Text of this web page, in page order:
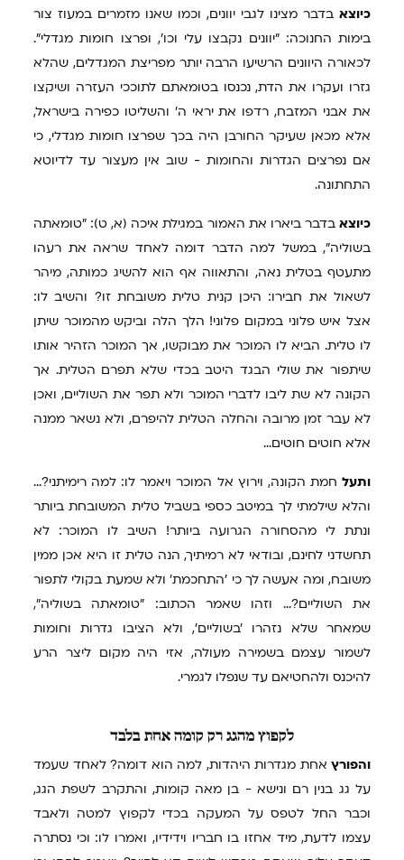
כיוצא בדבר מצינו לגבי יוונים, וכמו שאנו מזמרים במעוז צור
בימות החנוכה: "יוונים נקבצו עלי וכו', ופרצו חומות מגדלי".
לכאורה היוונים הרשיעו הרבה יותר מפריצת המגדלים, שהלא
גזרו ועקרו את הדת, נכנסו בטומאתם לתוככי העזרה ושיקצו
את אבני המזבח, רדפו את יראי ה' והשליטו כפירה בישראל,
אלא מכאן שעיקר החורבן היה בכך שפרצו חומות מגדלי, כי
אם נפרצים הגדרות והחומות - שוב אין מעצור עד לדיוטא
התחתונה.
כיוצא בדבר ביארו את האמור במגילת איכה (א, ט): "טומאתה
בשוליה", במשל למה הדבר דומה לאחד שראה את רעהו
מתעטף בטלית נאה, והתאווה אף הוא להשיג כמותה, מיהר
לשאול את חבירו: היכן קנית טלית משובחת זו? והשיב לו:
אצל איש פלוני במקום פלוני! הלך הלה וביקש מהמוכר שיתן
לו טלית. הביא לו המוכר את מבוקשו, אך המוכר הזהיר אותו
שיתפור את שולי הבגד היטב בכדי שלא תפרם הטלית. אך
הקונה לא שת ליבו לדברי המוכר ולא תפר את השוליים, ואכן
לא עבר זמן מרובה והחלה הטלית להיפרם, ולא נשאר ממנה
אלא חוטים חוטים...
ותעל חמת הקונה, וירוץ אל המוכר ויאמר לו: למה רימיתני?...
והלא שילמתי לך במיטב כספי בשביל טלית המשובחת ביותר
ונתת לי מהסחורה הגרועה ביותר! השיב לו המוכר: לא
תחשדני לחינם, ובודאי לא רמיתיך, הנה טלית זו היא אכן ממין
משובח, ומה אעשה לך כי 'התחכמת' ולא שמעת בקולי לתפור
את השוליים?... וזהו שאמר הכתוב: "טומאתה בשוליה",
שמאחר שלא נזהרו 'בשוליים', ולא הציבו גדרות וחומות
לשמור עצמם בשמירה מעולה, אזי היה מקום ליצר הרע
להיכנס ולהחטיאם עד שנפלו לגמרי.
לקפוץ מהגג רק קומה אחת בלבד
והפורץ אחת מגדרות היהדות, למה הוא דומה? לאחד שעמד
על גג בנין רם ונישא - בן מאה קומות, והתקרב לשפת הגג,
וכבר החל לטפס על המעקה בכדי לקפוץ למטה ולאבד
עצמו לדעת, מיד אחזו בו חבריו וידידיו, ואמרו לו: וכי נסתרה